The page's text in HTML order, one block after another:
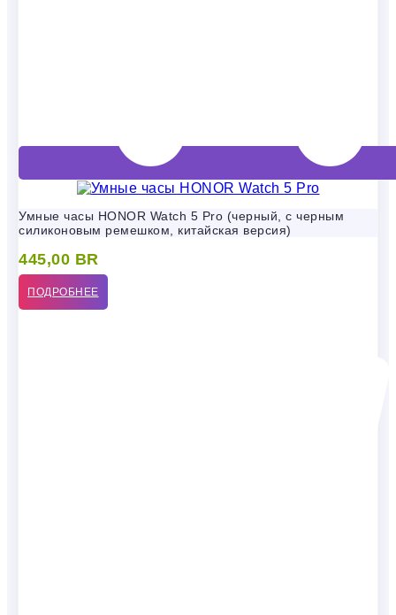
Умные часы HONOR Watch 5 Pro (черный, с черным
силиконовым ремешком, китайская версия)
445,00 BR
ПОДРОБНЕЕ